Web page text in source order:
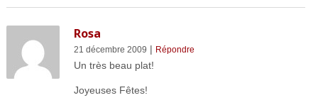
Rosa
21 décembre 2009 | Répondre
Un très beau plat!
Joyeuses Fêtes!